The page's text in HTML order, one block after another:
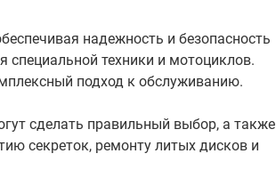
надежность и безопасность
техники и мотоциклов.
подход к обслуживанию.
сделать правильный выбор, а также
секреток, ремонту литых дисков и